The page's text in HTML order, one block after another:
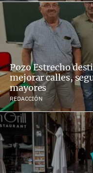
Pozo Estrecho
mejorar calles,
mayores
REDACCIÓN